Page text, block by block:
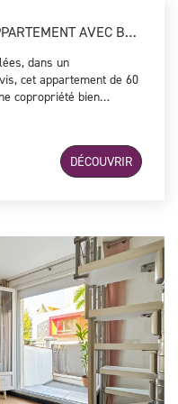
BOIS COLOMBES VALLÉES - APPARTEMENT AVEC BALCON ET CAVE
dans un
cet appartement de 60
copropriété bien
chambre), une cuisine
et des WC
! Une cave complète ce bien !
DÉCOUVRIR